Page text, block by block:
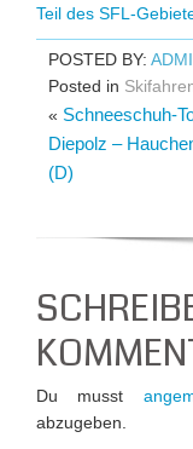
Teil des SFL-
POSTED BY:
Posted in
« Schneeschuh-
Diepolz –
(D)
Du musst
abzugeben.